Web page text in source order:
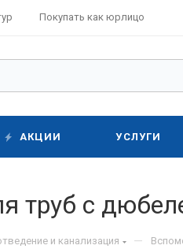
Покупать как юрлицо
АКЦИИ УСЛУГИ
труб с
и канализация —